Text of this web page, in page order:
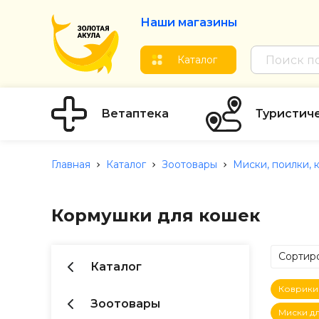
Наши магазины
Каталог
Ветаптека
Главная Каталог Зоотовары Миски, поилки,
Кормушки для кошек
Каталог
Зоотовары
по
по
Коврики
Миски